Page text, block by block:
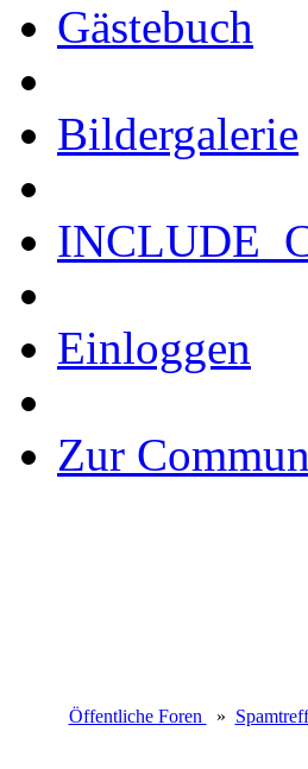
Gästebuch
Bildergalerie
Einloggen
Zur
Öffentliche Foren » Spamtreff